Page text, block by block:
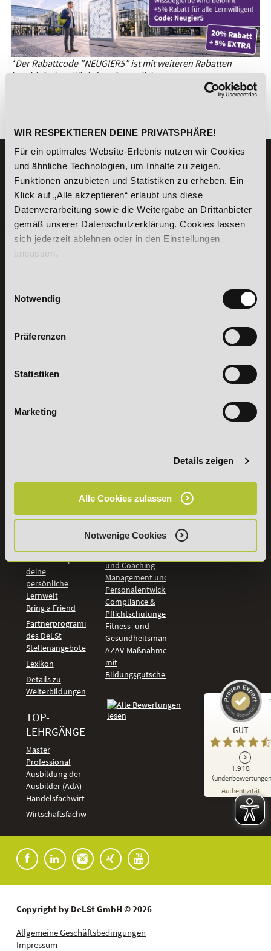
WIR RESPEKTIEREN DEINE PRIVATSPHÄRE!
Für ein optimales Website-Erlebnis nutzen wir Cookies
und ähnliche Technologien, um Inhalte zu zeigen,
Funktionen anzubieten und Statistiken zu erheben. Ein
Klick auf „Alle akzeptieren“ erlaubt uns diese
Datenverarbeitung sowie die Weitergabe an Drittanbieter
gemäß unserer Datenschutzerklärung. Cookies lassen
sich jederzeit ablehnen oder in den Einstellungen
anpassen.
Notwendig
Präferenzen
Statistiken
Marketing
Details zeigen
Alle Cookies zulassen
Notwenige Cookies
*Der Rabattcode "NEUGIER5" ist mit weiteren Rabatten
kombinierbar. Wir informieren dich gern.
KONTAKT
07191 - 22986 - 0
+49 (0) 7191 9513203
DeLSt GmbH - Deutsches eLearning Studieninstitut
Willy-Brandt-Platz 2
71522Backnang
Aus dem Ausland:+49 (0) 7191 - 22 986 – 0
Erreichbarkeit:
Samstag: 9:00 - 15:00 Uhr
Vertrag
widerrufen
INFORMATIONEN
Fördermöglichkeiten
Check
Online Campus -
deine
persönliche
Lernwelt
Bring a Friend
Partnerprogramm
des DeLSt
Stellenangebote
Lexikon
Details zu
Weiterbildungen
TOP-
LEHRGÄNGE
Master
Professional
Ausbildung der
Ausbilder (AdA)
Handelsfachwirt
Wirtschaftsfachwirt
Weiterbildungen
Bildung &
Digitales Lernen
Künstliche
Intelligenz
Vertrieb
Kommunikation
und Coaching
Management und
Personalentwicklung
Compliance &
Pflichtschulungen
Fitness- und
Gesundheitsmanagement
AZAV-Maßnahmen
mit
Bildungsgutschein
GUT
1.918
Kundenbewertungen
Authentizität
Kundenbewertungen und Erfahrungen zu
DeLSt - Deutsches eLearning Studieninstitut
92
%
Empfehlungen auf
ProvenExpert.com
91
anderen Quellen
Copyright by DeLSt GmbH © 2026
Allgemeine Geschäftsbedingungen
Impressum